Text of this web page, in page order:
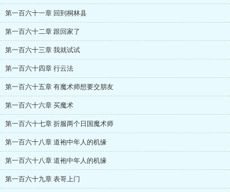
第一百六十一章 回到桐林县
第一百六十二章 跟回家了
第一百六十三章 我就试试
第一百六十四章 行云法
第一百六十五章 有魔术师想要交朋友
第一百六十六章 买魔术
第一百六十七章 折服两个日国魔术师
第一百六十八章 道袍中年人的机缘
第一百六十八章 道袍中年人的机缘
第一百六十九章 表哥上门